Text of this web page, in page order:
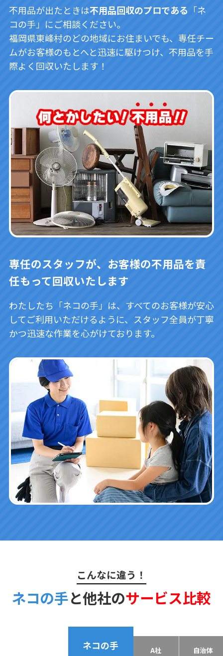
不用品が出たときは不用品回収のプロである 「ネ
コの手」にご相談ください。
福岡県東峰村のどの地域にお住まいでも、専任チー
ムがお客様のもとへと迅速に駆けつけ、不用品を手
際よく回収いたします！
専任のスタッフが、お客様の不用品を責
任もって回収いたします
わたしたち「ネコの手」は、すべてのお客様が安心
してご利用いただけるように、スタッフ全員が丁寧
かつ迅速な作業を心がけております。
こんなに違う！
ネコの手と他社のサービス比較
ネコの手 A社 自治体